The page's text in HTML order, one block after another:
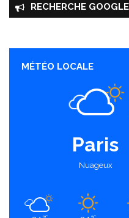
RECHERCHE GOOGLE
MÉTÉO LOCALE
Paris
Nuageux